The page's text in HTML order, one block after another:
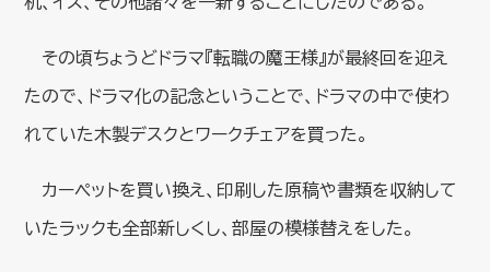
その頃ちょうどドラマ『転職の魔王様』が最終回を迎え
たので、ドラマ化の記念ということで、ドラマの中で使わ
れていた木製デスクとワークチェアを買った。
カーペットを買い換え、印刷した原稿や書類を収納して
いたラックも全部新しくし、部屋の模様替えをした。